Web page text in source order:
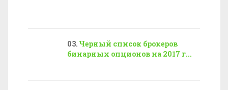
Черный список брокеров
бинарных опционов на 2017 г...